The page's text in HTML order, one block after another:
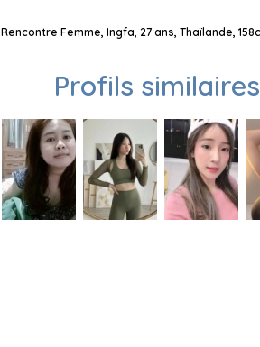
Rencontre Femme, Ingfa, 27 ans, Thaïlande,
Profils similaires